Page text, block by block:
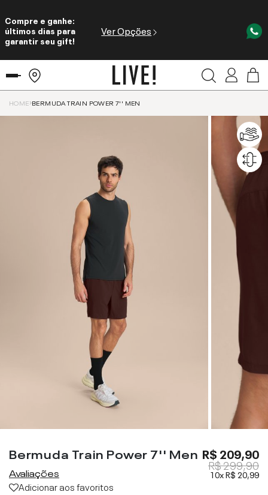
Compre e ganhe:
últimos dias para
garantir seu gift!
Ver Opções
HOME BERMUDA TRAIN POWER 7'' MEN
Bermuda Train Power 7'' Men
Avaliações
Adicionar aos favoritos
R$ 209,90
R$ 299,90
10xR$ 20,99